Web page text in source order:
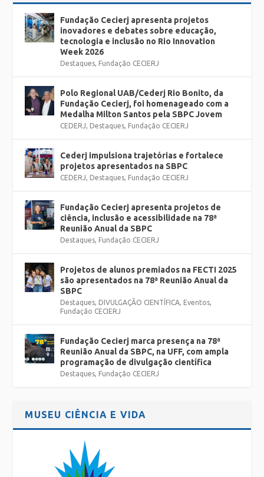
Fundação Cecierj apresenta projetos
inovadores e debates sobre educação,
tecnologia e inclusão no Rio Innovation
Week 2026
Destaques, Fundação CECIERJ
Polo Regional UAB/Cederj Rio Bonito, da
Fundação Cecierj, foi homenageado com a
Medalha Milton Santos pela SBPC Jovem
CEDERJ, Destaques, Fundação CECIERJ
Cederj impulsiona trajetórias e fortalece
projetos apresentados na SBPC
CEDERJ, Destaques, Fundação CECIERJ
Fundação Cecierj apresenta projetos de
ciência, inclusão e acessibilidade na 78ª
Reunião Anual da SBPC
Destaques, Fundação CECIERJ
Projetos de alunos premiados na FECTI 2025
são apresentados na 78ª Reunião Anual da
SBPC
Destaques, DIVULGAÇÃO CIENTÍFICA, Eventos,
Fundação CECIERJ
Fundação Cecierj marca presença na 78ª
Reunião Anual da SBPC, na UFF, com ampla
programação de divulgação científica
Destaques, Fundação CECIERJ
MUSEU CIÊNCIA E VIDA